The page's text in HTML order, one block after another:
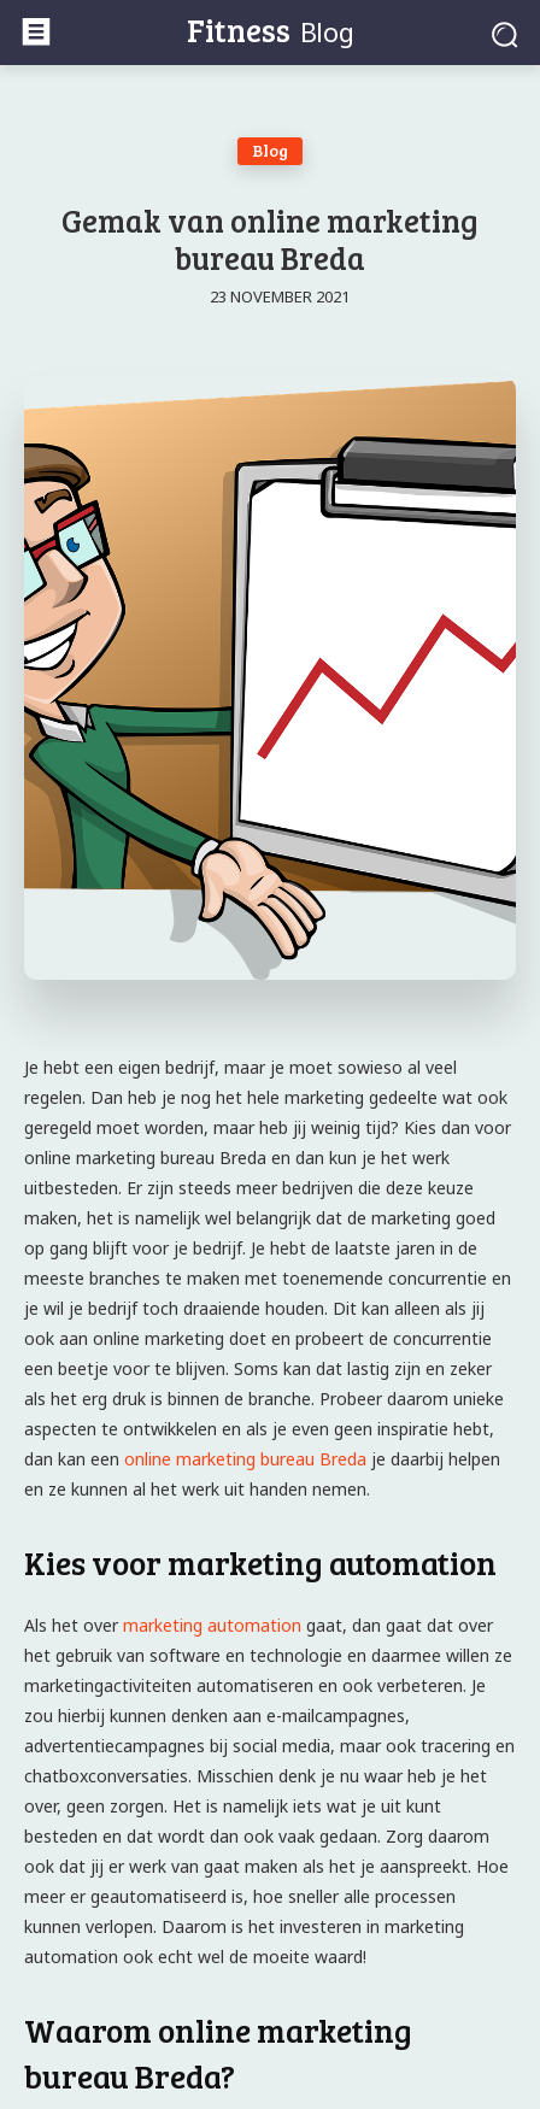
Fitness Blog
Blog
Gemak van online marketing
bureau Breda
23 NOVEMBER 2021
Je hebt een eigen bedrijf, maar je moet sowieso al veel
regelen. Dan heb je nog het hele marketing gedeelte wat ook
geregeld moet worden, maar heb jij weinig tijd? Kies dan voor
online marketing bureau Breda en dan kun je het werk
uitbesteden. Er zijn steeds meer bedrijven die deze keuze
maken, het is namelijk wel belangrijk dat de marketing goed
op gang blijft voor je bedrijf. Je hebt de laatste jaren in de
meeste branches te maken met toenemende concurrentie en
je wil je bedrijf toch draaiende houden. Dit kan alleen als jij
ook aan online marketing doet en probeert de concurrentie
een beetje voor te blijven. Soms kan dat lastig zijn en zeker
als het erg druk is binnen de branche. Probeer daarom unieke
aspecten te ontwikkelen en als je even geen inspiratie hebt,
dan kan een online marketing bureau Breda je daarbij helpen
en ze kunnen al het werk uit handen nemen.
Kies voor marketing automation
Als het overmarketing automation gaat, dan gaat dat over
het gebruik van software en technologie en daarmee willen ze
marketingactiviteiten automatiseren en ook verbeteren. Je
zou hierbij kunnen denken aan e-mailcampagnes,
advertentiecampagnes bij social media, maar ook tracering en
chatboxconversaties. Misschien denk je nu waar heb je het
over, geen zorgen. Het is namelijk iets wat je uit kunt
besteden en dat wordt dan ook vaak gedaan. Zorg daarom
ook dat jij er werk van gaat maken als het je aanspreekt. Hoe
meer er geautomatiseerd is, hoe sneller alle processen
kunnen verlopen. Daarom is het investeren in marketing
automation ook echt wel de moeite waard!
Waarom online marketing
bureau Breda?